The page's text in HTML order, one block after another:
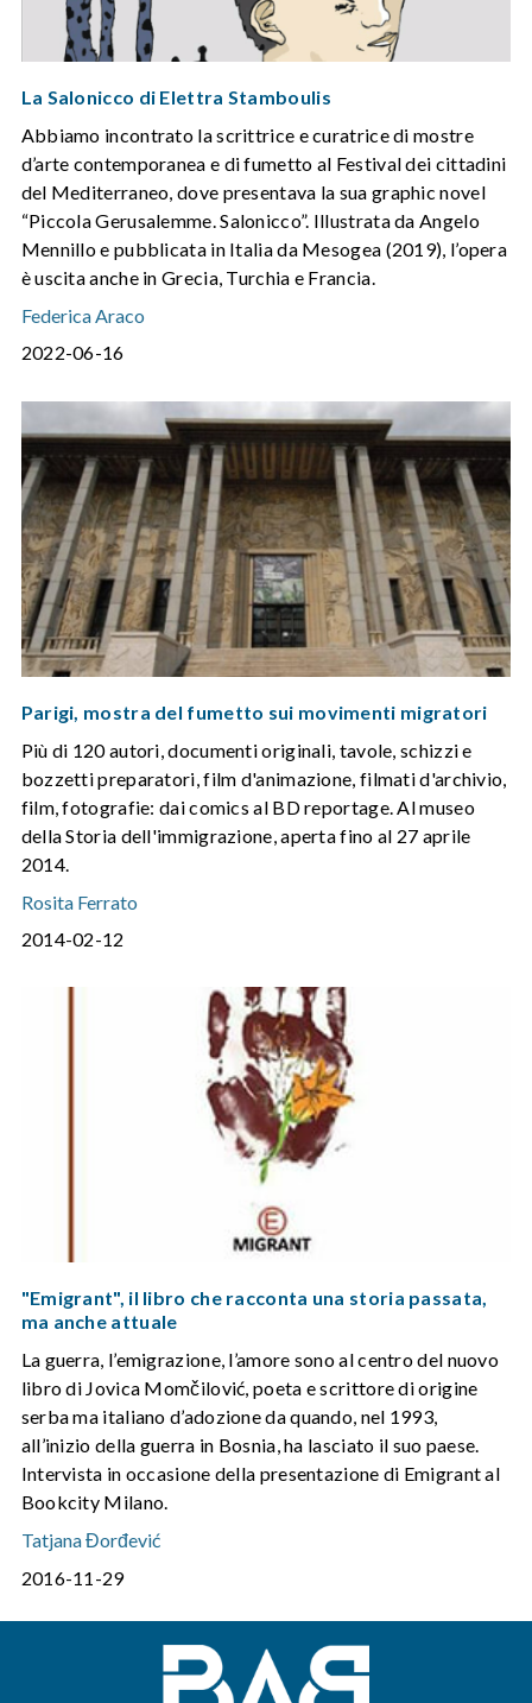
La Salonicco di Elettra Stamboulis
Abbiamo incontrato la scrittrice e curatrice di mostre
d’arte contemporanea e di fumetto al Festival dei cittadini
del Mediterraneo, dove presentava la sua graphic novel
“Piccola Gerusalemme. Salonicco”. Illustrata da Angelo
Mennillo e pubblicata in Italia da Mesogea (2019), l’opera
è uscita anche in Grecia, Turchia e Francia.
Federica Araco
2022-06-16
Parigi, mostra del fumetto sui movimenti migratori
Più di 120 autori, documenti originali, tavole, schizzi e
bozzetti preparatori, film d'animazione, filmati d'archivio,
film, fotografie: dai comics al BD reportage. Al museo
della Storia dell'immigrazione, aperta fino al 27 aprile
2014.
Rosita Ferrato
2014-02-12
"Emigrant", il libro che racconta una storia passata,
ma anche attuale
La guerra, l’emigrazione, l’amore sono al centro del nuovo
libro di Jovica Momčilović, poeta e scrittore di origine
serba ma italiano d’adozione da quando, nel 1993,
all’inizio della guerra in Bosnia, ha lasciato il suo paese.
Intervista in occasione della presentazione di Emigrant al
Bookcity Milano.
Tatjana Đorđević
2016-11-29